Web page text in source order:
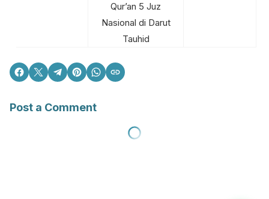
Qur’an 5 Juz
Nasional di Darut
Tauhid
Post a Comment